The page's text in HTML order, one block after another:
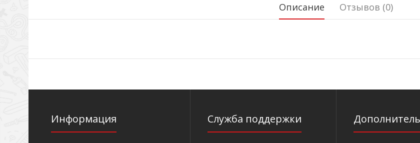
Описание Отзывов (0)
Информация Служба поддержки